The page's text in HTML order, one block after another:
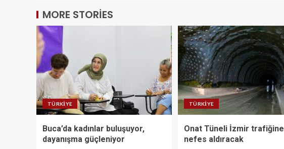
MORE STORIES
TÜRKIYE
Buca’da kadınlar buluşuyor,
dayanışma güçleniyor
TÜRKIYE
Onat Tüneli İzmir trafiğine
nefes aldıracak